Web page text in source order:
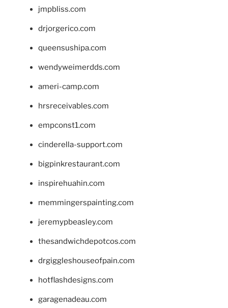
jmpbliss.com
drjorgerico.com
queensushipa.com
wendyweimerdds.com
ameri-camp.com
hrsreceivables.com
empconst1.com
cinderella-support.com
bigpinkrestaurant.com
inspirehuahin.com
memmingerspainting.com
jeremypbeasley.com
thesandwichdepotcos.com
drgiggleshouseofpain.com
hotflashdesigns.com
garagenadeau.com